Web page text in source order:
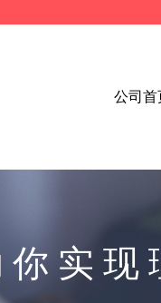
公司首
实现